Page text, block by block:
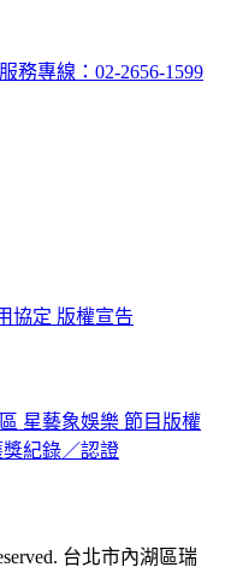
務專線：02-2656-1599
協定 版權宣告
星藝象娛樂 節目版權
獎紀錄／認證
台北市內湖區瑞